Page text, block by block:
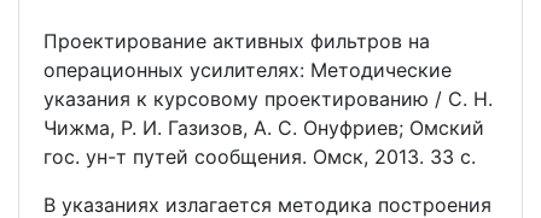
Проектирование активных фильтров на
операционных усилителях: Методические
указания к курсовому проектированию / С. Н.
Чижма, Р. И. Газизов, А. С. Онуфриев; Омский
гос. ун-т путей сообщения. Омск, 2013. 33 с.
В указаниях излагается методика построения